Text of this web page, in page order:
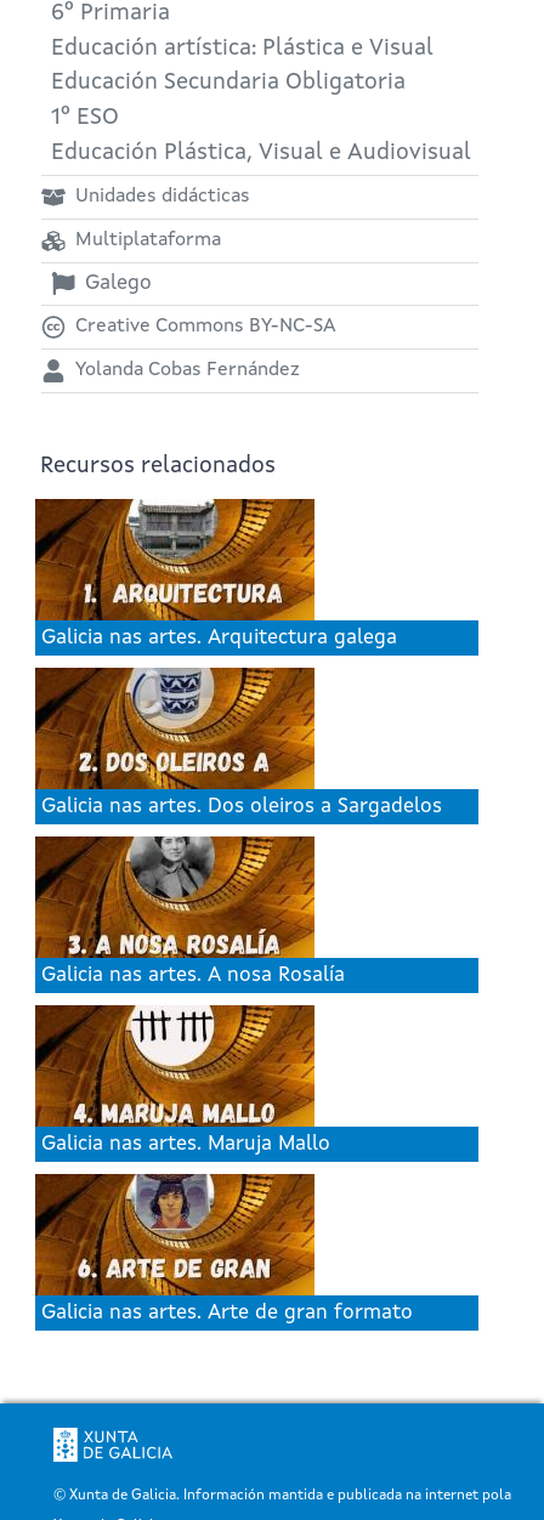
6º Primaria
Educación artística: Plástica e Visual
Educación Secundaria Obligatoria
1º ESO
Educación Plástica, Visual e Audiovisual
Unidades didácticas
Multiplataforma
Galego
Creative Commons BY-NC-SA
Yolanda Cobas Fernández
Recursos relacionados
Galicia nas artes. Arquitectura galega
Galicia nas artes. Dos oleiros a Sargadelos
Galicia nas artes. A nosa Rosalía
Galicia nas artes. Maruja Mallo
Galicia nas artes. Arte de gran formato
© Xunta de Galicia. Información mantida e publicada na internet pola